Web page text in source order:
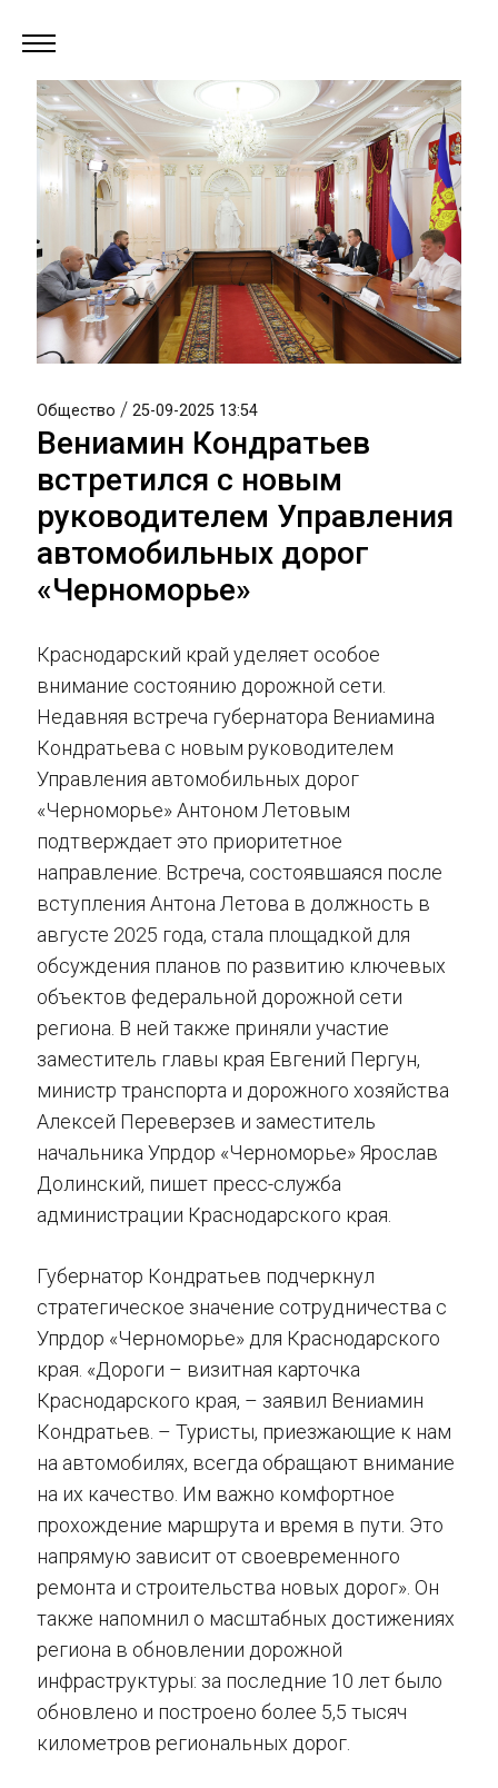
Общество / 25-09-2025 13:54
Вениамин Кондратьев
встретился с новым
руководителем Управления
автомобильных дорог
«Черноморье»
Краснодарский край уделяет особое
внимание состоянию дорожной сети.
Недавняя встреча губернатора Вениамина
Кондратьева с новым руководителем
Управления автомобильных дорог
«Черноморье» Антоном Летовым
подтверждает это приоритетное
направление. Встреча, состоявшаяся после
вступления Антона Летова в должность в
августе 2025 года, стала площадкой для
обсуждения планов по развитию ключевых
объектов федеральной дорожной сети
региона. В ней также приняли участие
заместитель главы края Евгений Пергун,
министр транспорта и дорожного хозяйства
Алексей Переверзев и заместитель
начальника Упрдор «Черноморье» Ярослав
Долинский, пишет пресс-служба
администрации Краснодарского края.
Губернатор Кондратьев подчеркнул
стратегическое значение сотрудничества с
Упрдор «Черноморье» для Краснодарского
края. «Дороги – визитная карточка
Краснодарского края, – заявил Вениамин
Кондратьев. – Туристы, приезжающие к нам
на автомобилях, всегда обращают внимание
на их качество. Им важно комфортное
прохождение маршрута и время в пути. Это
напрямую зависит от своевременного
ремонта и строительства новых дорог». Он
также напомнил о масштабных достижениях
региона в обновлении дорожной
инфраструктуры: за последние 10 лет было
обновлено и построено более 5,5 тысяч
километров региональных дорог.